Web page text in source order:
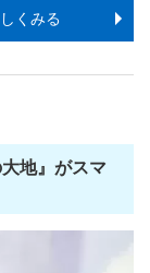
くみる
地』がスマ